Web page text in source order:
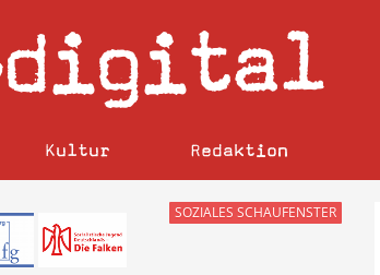
digital
Kultur Redaktion
SOZIALES SCHAUFENSTER